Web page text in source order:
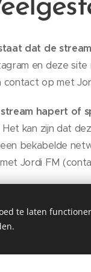
dat de
en deze
contact op met
stream hapert of
Het kan zijn dat
bekabelde
Jordi FM
bitrate, des te
moet dit
te laten